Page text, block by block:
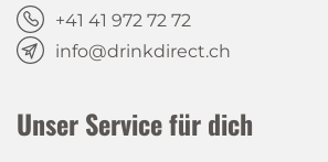
+41 41 972 72 72
info@drinkdirect.ch
Unser Service für dich